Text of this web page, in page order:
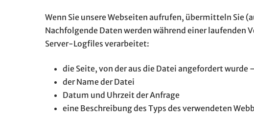
Wenn Sie unsere Webseiten aufrufen, übermitteln Sie
Nachfolgende Daten werden während einer laufenden
Server-Logfiles verarbeitet:
die Seite, von der aus die Datei angefordert wurde
der Name der Datei
Datum und Uhrzeit der Anfrage
eine Beschreibung des Typs des verwendeten